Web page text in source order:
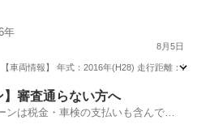
年
8月5日
車両情報】 年式：2016年(H28) 走行距離：
フィット
】審査通らない方へ
ンは税金・車検の支払いも含んでい